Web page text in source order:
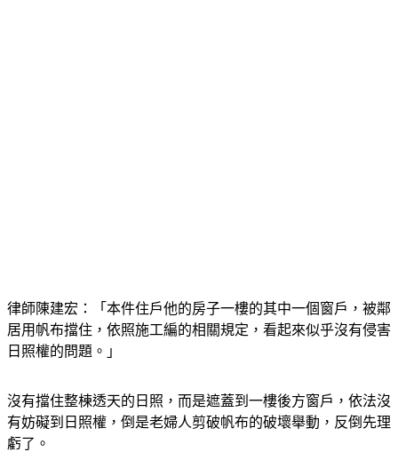
律師陳建宏：「本件住戶他的房子一樓的其中一個窗戶，被鄰
居用帆布擋住，依照施工編的相關規定，看起來似乎沒有侵害
日照權的問題。」
沒有擋住整棟透天的日照，而是遮蓋到一樓後方窗戶，依法沒
有妨礙到日照權，倒是老婦人剪破帆布的破壞舉動，反倒先理
虧了。